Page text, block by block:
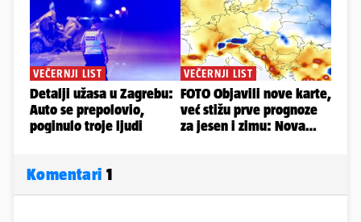
Komentari 1